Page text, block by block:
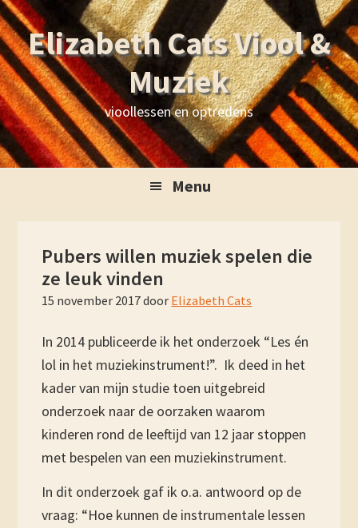
Skip
to
primary
navigation
Skip
to
main
content
Skip
to
primary
sidebar
Skip
to
footerElizabeth Cats Viool &
Muziek
vioollessen en optredens
Menu
Pubers willen muziek spelen die
ze leuk vinden
15 november 2017door Elizabeth Cats
In 2014 publiceerde ik het onderzoek “Les én
lol in het muziekinstrument!”. Ik deed in het
kader van mijn studie toen uitgebreid
onderzoek naar de oorzaken waarom
kinderen rond de leeftijd van 12 jaar stoppen
met bespelen van een muziekinstrument.
In dit onderzoek gaf ik o.a. antwoord op de
vraag: “Hoe kunnen de instrumentale lessen